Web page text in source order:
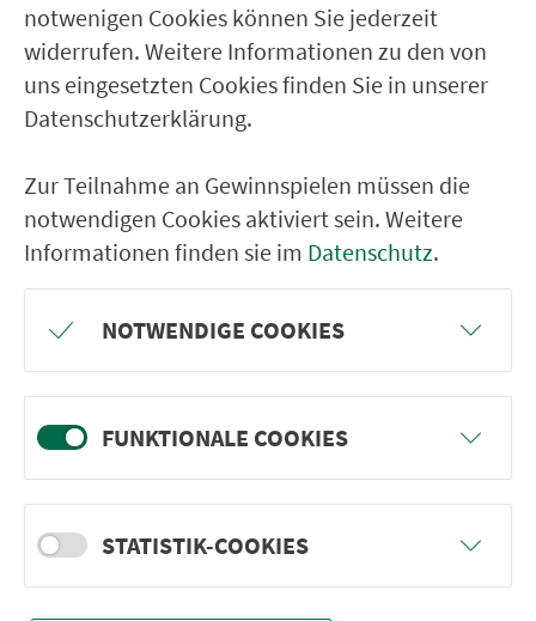
VGN-SOMMER 2026
Mach mit und gewinne einen von 1.000
Team-Plätzen für eine Abenteuer-Rallye!
weiter
notwenigen Cookies können Sie jederzeit
widerrufen. Weitere Informationen zu den von
uns eingesetzten Cookies finden Sie in unserer
Datenschutzerklärung.
Zur Teilnahme an Gewinnspielen müssen die
notwendigen Cookies aktiviert sein. Weitere
Informationen finden sie im Datenschutz.
NOTWENDIGE COOKIES
FUNKTIONALE COOKIES
STATISTIK-COOKIES